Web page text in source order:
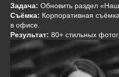
Задача: Обновить раздел
Съёмка: Корпоративная
в офисе.
Результат: 80+ стильных